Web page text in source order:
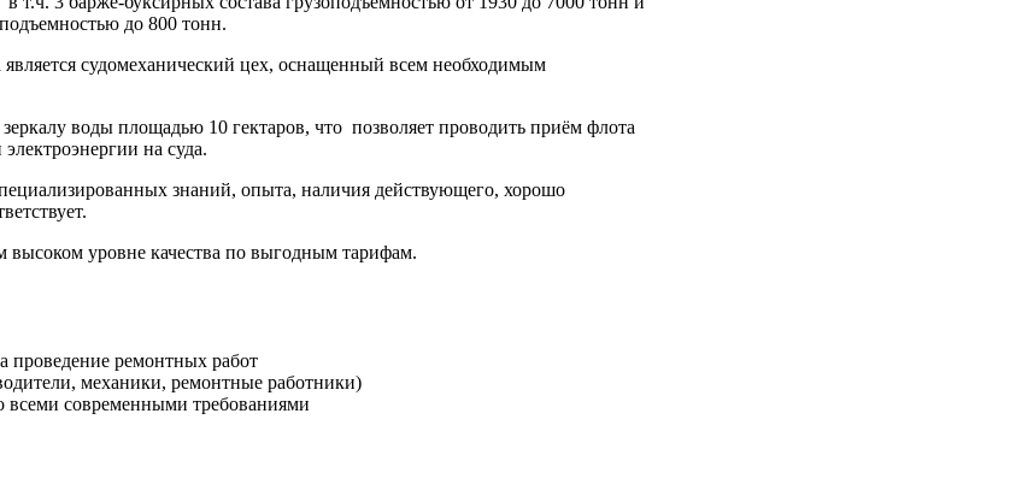
до 800 тонн.
судомеханический цех, оснащенный всем необходимым
воды площадью 10 гектаров, что позволяет проводить приём флота
на суда.
знаний, опыта, наличия действующего, хорошо
уровне качества по выгодным тарифам.
проведение ремонтных работ
механики, ремонтные работники)
всеми современными требованиями